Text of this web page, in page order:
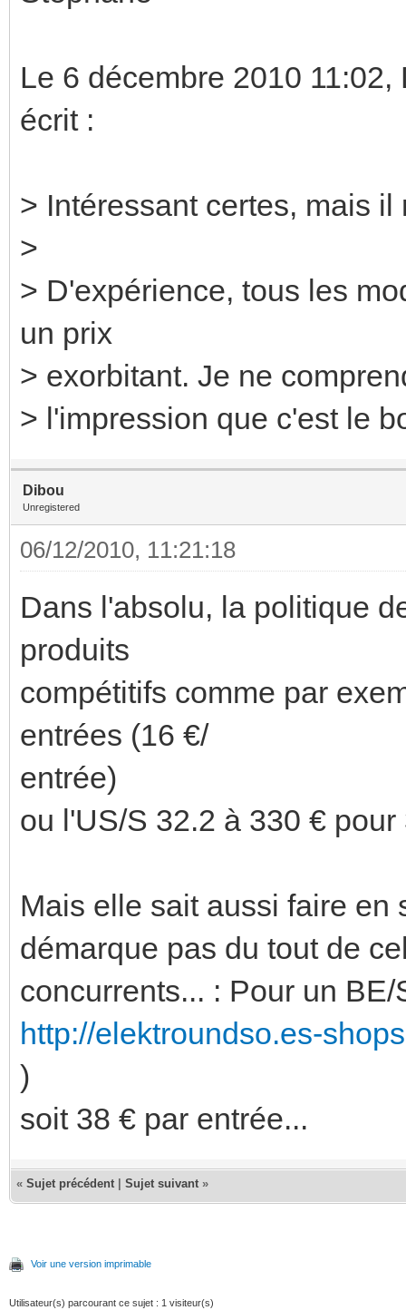
Le 6 décembre 2010
écrit :
> Intéressant certes, mais
>
> D'expérience, tous les
un prix
> exorbitant. Je ne
> l'impression que c'est le
Dibou
Unregistered
06/12/2010, 11:21:18
Dans l'absolu, la politique
produits
compétitifs comme par
entrées (16 €/
entrée)
ou l'US/S 32.2 à 330 €
Mais elle sait aussi faire en
démarque pas du tout de
concurrents... : Pour un
http://elektroundso.es-
)
soit 38 € par entrée...
« Sujet précédent Sujet suivant »
Voir une version imprimable
Utilisateur(s) parcourant ce sujet : 1 visiteur(s)